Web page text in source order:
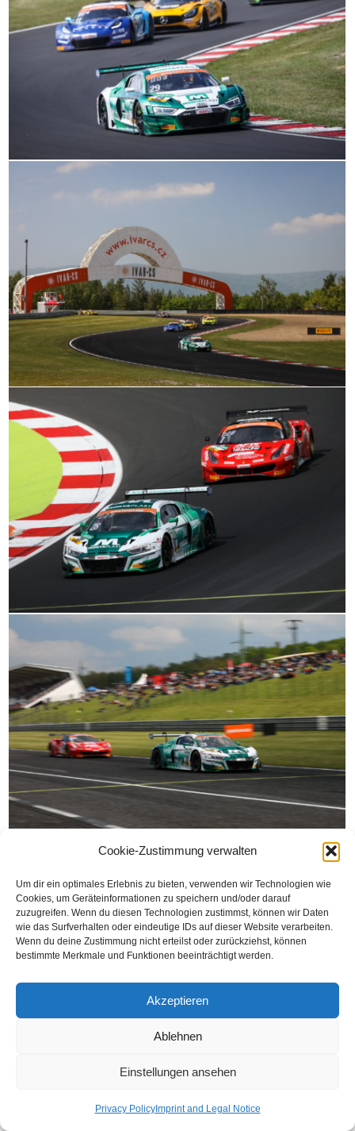
Cookie-Zustimmung verwalten
Um dir ein optimales Erlebnis zu bieten, verwenden wir Technologien wie
Cookies, um Geräteinformationen zu speichern und/oder darauf
zuzugreifen. Wenn du diesen Technologien zustimmst, können wir Daten
wie das Surfverhalten oder eindeutige IDs auf dieser Website verarbeiten.
Wenn du deine Zustimmung nicht erteilst oder zurückziehst, können
bestimmte Merkmale und Funktionen beeinträchtigt werden.
Akzeptieren
Ablehnen
Einstellungen ansehen
Privacy PolicyImprint and Legal Notice